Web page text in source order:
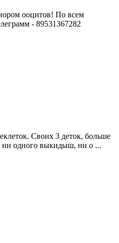
ооцитов! По всем
- 89531367282
Своих 3 деток, больше
ни одного выкидыш, ни о ...